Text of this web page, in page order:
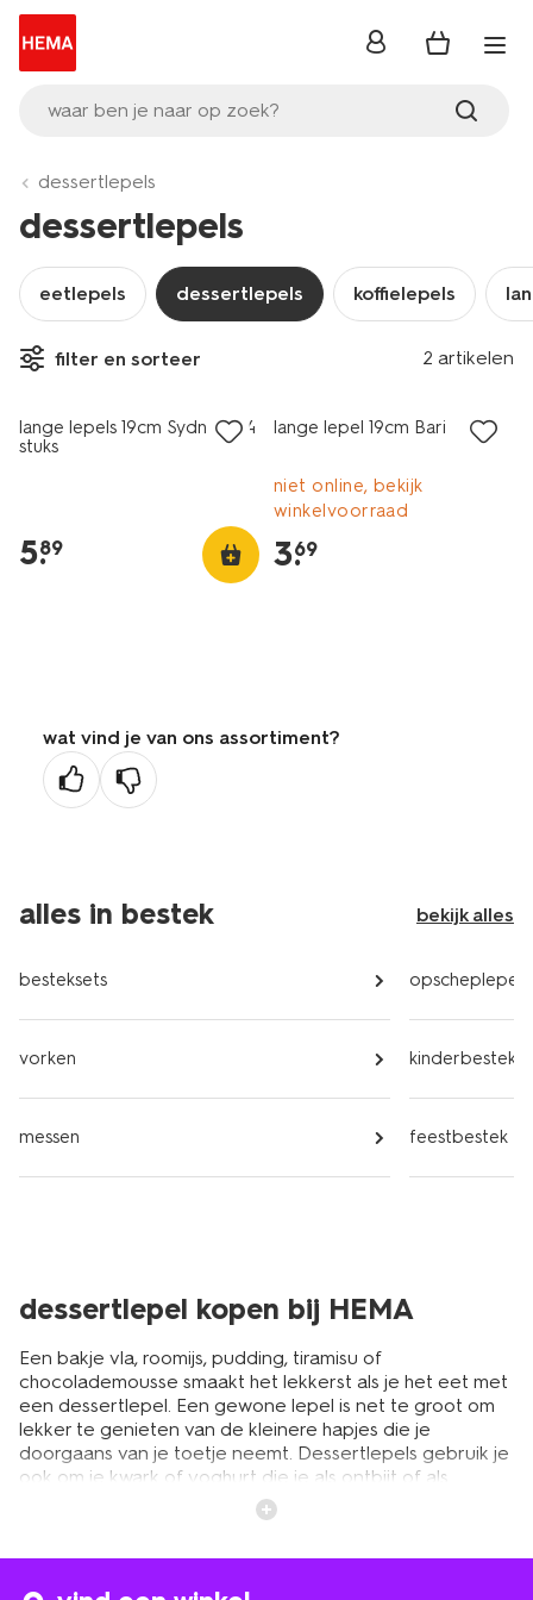
waar ben je naar op zoek?
inloggen
dessertlepels
dessertlepels
eetlepels dessertlepels koffielepels
filter en sorteer 2 artikelen
3+1 gratis
met je HEMA pas
lange lepels 19cm Sydney - 4
stuks
5.
89
lange lepel 19cm Bari
niet online, bekijk
winkelvoorraad
3.
69
wat vind je van ons assortiment?
alles in bestek bekijk alles
besteksets
vorken
messen
opscheplepels
kinderbestek
feestbestek
dessertlepel kopen bij HEMA
Een bakje vla, roomijs, pudding, tiramisu of
chocolademousse smaakt het lekkerst als je het eet met
een dessertlepel. Een gewone lepel is net te groot om
lekker te genieten van de kleinere hapjes die je
doorgaans van je toetje neemt. Dessertlepels gebruik je
ook om je kwark of yoghurt die je als ontbijt of als
tussendoortje eet mee weg te lepelen. Kortom,
bestaan niet alleen uit messen, vorken en